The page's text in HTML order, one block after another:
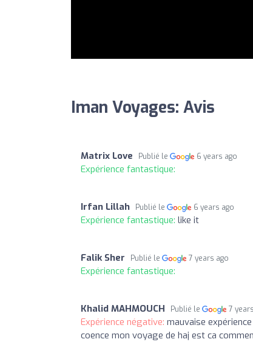
Iman Voyages: Avis
Matrix Love Publié le 6 years ago
Expérience fantastique:
Irfan Lillah Publié le 6 years ago
Expérience fantastique: like it
Falik Sher Publié le 7 years ago
Expérience fantastique:
Khalid MAHMOUCH Publié le 7
Expérience négative: mauvaise
coence mon voyage de haj est ca